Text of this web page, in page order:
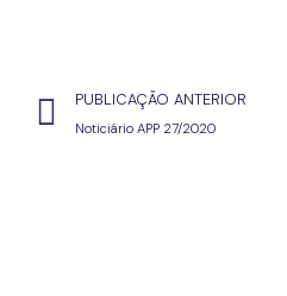
PUBLICAÇÃO ANTERIOR
Noticiário APP 27/2020